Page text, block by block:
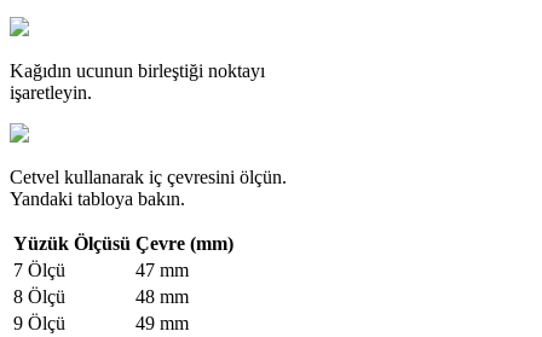
Kağıdın ucunun birleştiği noktayı
işaretleyin.
Cetvel kullanarak iç çevresini ölçün.
Yandaki tabloya bakın.
Yüzük Ölçüsü Çevre (mm)
7 Ölçü
47 mm
8 Ölçü
48 mm
9 Ölçü
49 mm